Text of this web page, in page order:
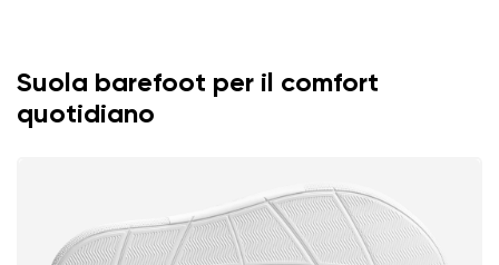
Suola barefoot per il comfort
quotidiano